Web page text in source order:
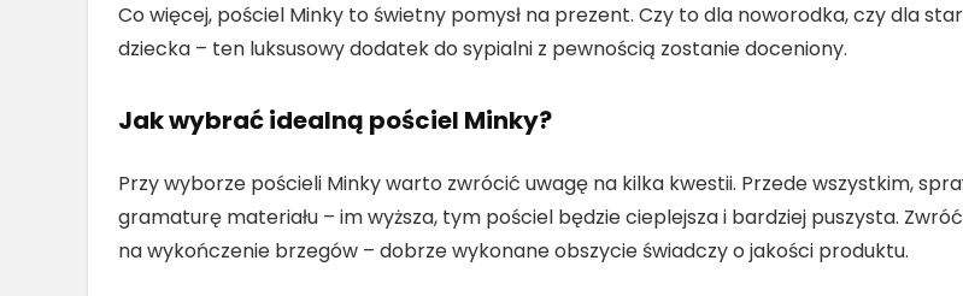
Co więcej, pościel Minky to świetny pomysł na prezent. Czy to dla noworodka, czy dla
dziecka – ten luksusowy dodatek do sypialni z pewnością zostanie doceniony.
Jak wybrać idealną pościel Minky?
Przy wyborze pościeli Minky warto zwrócić uwagę na kilka kwestii. Przede wszystkim,
gramaturę materiału – im wyższa, tym pościel będzie cieplejsza i bardziej puszysta.
na wykończenie brzegów – dobrze wykonane obszycie świadczy o jakości produktu.